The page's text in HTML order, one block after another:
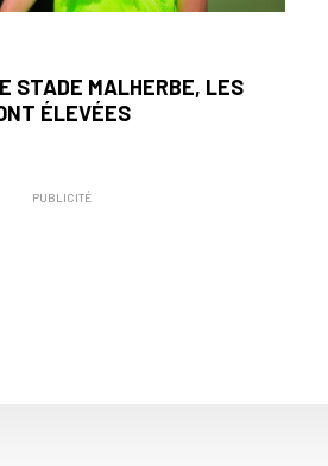
STADE MALHERBE, LES
ÉLEVÉES
PUBLICITÉ